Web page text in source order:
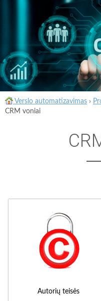
Verslo automatizavimas ›
CRM voniai
Autorių teisės